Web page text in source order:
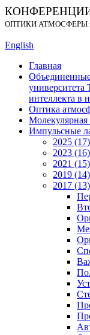
ОПТИКИ АТМОСФЕРЫ
English
Главная
университета
интеллекта в
Оптика
Молекулярная
Импульсные
2025 (17)
2023 (16)
2021 (15)
2019 (14)
2017 (13)